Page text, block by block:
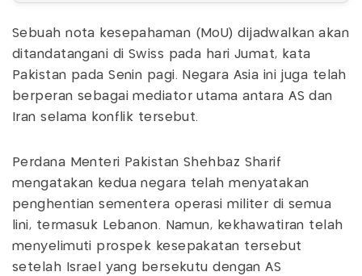
Sebuah nota kesepahaman (MoU) dijadwalkan akan
ditandatangani di Swiss pada hari Jumat, kata
Pakistan pada Senin pagi. Negara Asia ini juga telah
berperan sebagai mediator utama antara AS dan
Iran selama konflik tersebut.
Perdana Menteri Pakistan Shehbaz Sharif
mengatakan kedua negara telah menyatakan
penghentian sementera operasi militer di semua
lini, termasuk Lebanon. Namun, kekhawatiran telah
menyelimuti prospek kesepakatan tersebut
setelah Israel yang bersekutu dengan AS